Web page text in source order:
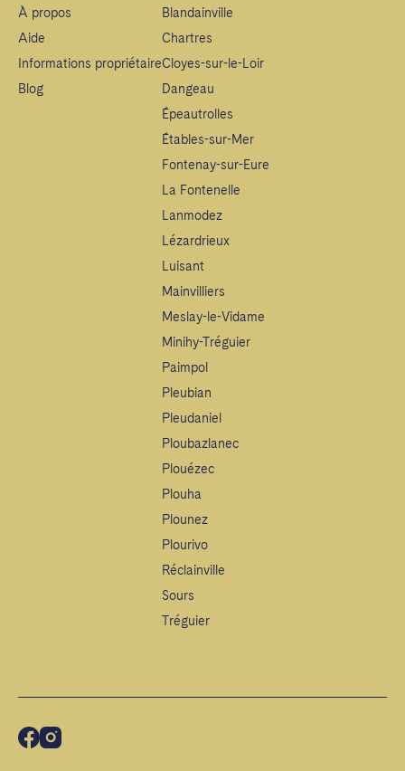
À propos
Aide
Informations propriétaire
Blog
Blandainville
Chartres
Cloyes-sur-le-Loir
Dangeau
Épeautrolles
Étables-sur-Mer
Fontenay-sur-Eure
La Fontenelle
Lanmodez
Lézardrieux
Luisant
Mainvilliers
Meslay-le-Vidame
Minihy-Tréguier
Paimpol
Pleubian
Pleudaniel
Ploubazlanec
Plouézec
Plouha
Plounez
Plourivo
Réclainville
Sours
Tréguier